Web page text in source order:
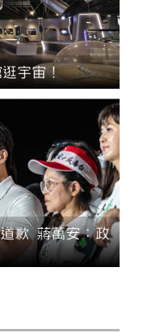
宇宙！
歉 蔣萬安：政